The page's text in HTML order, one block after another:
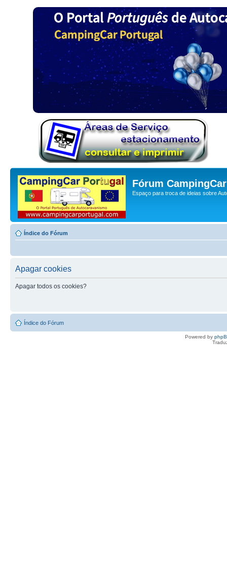
Fórum
Espaço para troca de ideias sobre
Índice do Fórum
Apagar cookies
Apagar todos os cookies?
Índice do Fórum
Powered by